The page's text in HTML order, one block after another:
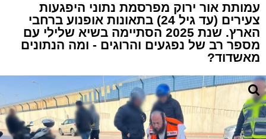
עמותת אור ירוק מפרסמת נתוני היפגעות
צעירים (עד גיל 24) בתאונות אופנוע ברחבי
הארץ. שנת 2025 הסתיימה בשיא שלילי עם
מספר רב של נפגעים והרוגים - ומה הנתונים
מאשדוד?